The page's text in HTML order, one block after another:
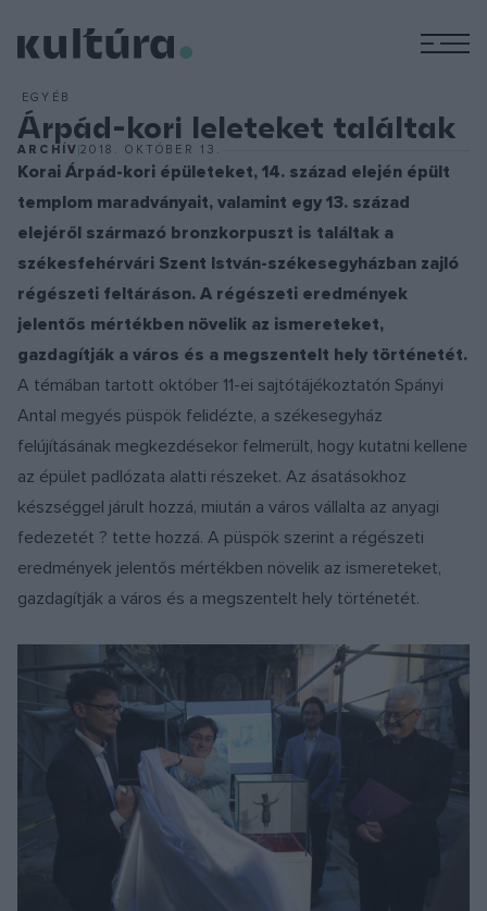
EGYÉB
Árpád-kori leleteket találtak
ARCHÍV2018. OKTÓBER 13.
Korai Árpád-kori épületeket, 14. század elején épült
templom maradványait, valamint egy 13. század
elejéről származó bronzkorpuszt is találtak a
székesfehérvári Szent István-székesegyházban zajló
régészeti feltáráson. A régészeti eredmények
jelentős mértékben növelik az ismereteket,
gazdagítják a város és a megszentelt hely történetét.
A témában tartott október 11-ei sajtótájékoztatón Spányi
Antal megyés püspök felidézte, a székesegyház
felújításának megkezdésekor felmerült, hogy kutatni kellene
az épület padlózata alatti részeket. Az ásatásokhoz
készséggel járult hozzá, miután a város vállalta az anyagi
fedezetét ? tette hozzá. A püspök szerint a régészeti
eredmények jelentős mértékben növelik az ismereteket,
gazdagítják a város és a megszentelt hely történetét.